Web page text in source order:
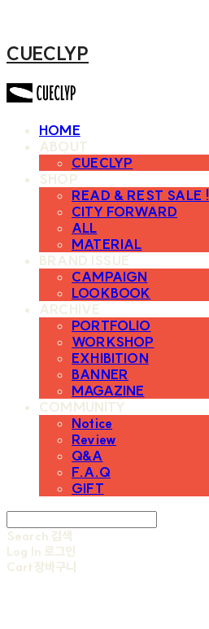
CUECLYP
HOME
ABOUT
CUECLYP
SHOP
READ & REST SALE !
CITY FORWARD
ALL
MATERIAL
BRAND ISSUE
CAMPAIGN
LOOKBOOK
ARCHIVE
PORTFOLIO
WORKSHOP
EXHIBITION
BANNER
MAGAZINE
COMMUNITY
Notice
Review
Q&A
F.A.Q
GIFT
Search 검색
Log In 로그인
Cart장바구니